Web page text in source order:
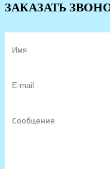
ЗАКАЗАТЬ